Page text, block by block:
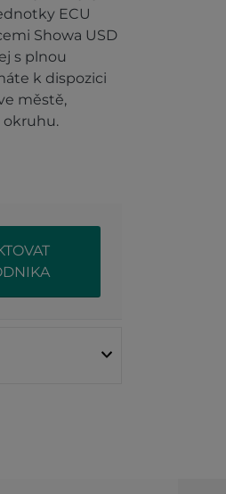
ECU
Showa USD
s plnou
k dispozici
městě,
okruhu.